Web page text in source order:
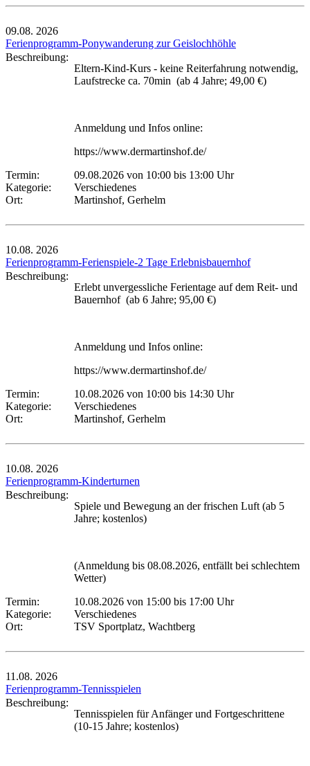
09.08. 2026
Ferienprogramm-Ponywanderung zur Geislochhöhle
Beschreibung:
Eltern-Kind-Kurs - keine Reiterfahrung notwendig,
Laufstrecke ca. 70min (ab 4 Jahre; 49,00 €)
Anmeldung und Infos online:
https://www.dermartinshof.de/
Termin:
09.08.2026 von 10:00 bis 13:00 Uhr
Kategorie:
Verschiedenes
Ort:
Martinshof, Gerhelm
10.08. 2026
Ferienprogramm-Ferienspiele-2 Tage Erlebnisbauernhof
Beschreibung:
Erlebt unvergessliche Ferientage auf dem Reit- und
Bauernhof (ab 6 Jahre; 95,00 €)
Anmeldung und Infos online:
https://www.dermartinshof.de/
Termin:
10.08.2026 von 10:00 bis 14:30 Uhr
Kategorie:
Verschiedenes
Ort:
Martinshof, Gerhelm
10.08. 2026
Ferienprogramm-Kinderturnen
Beschreibung:
Spiele und Bewegung an der frischen Luft (ab 5
Jahre; kostenlos)
(Anmeldung bis 08.08.2026, entfällt bei schlechtem
Wetter)
Termin:
10.08.2026 von 15:00 bis 17:00 Uhr
Kategorie:
Verschiedenes
Ort:
TSV Sportplatz, Wachtberg
11.08. 2026
Ferienprogramm-Tennisspielen
Beschreibung:
Tennisspielen für Anfänger und Fortgeschrittene
(10-15 Jahre; kostenlos)